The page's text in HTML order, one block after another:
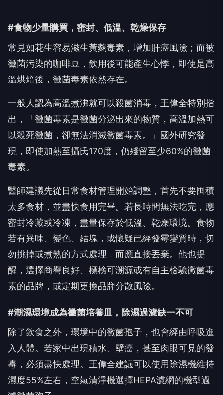
#食物少量購買，密封、低溫、乾燥保存
常見如花生容易滋生黃麴毒素，增加肝癌風險；而被
黴菌污染的咖啡豆，飲用後可能產生心悸，即使是高
溫烘焙後，黴菌毒素依然存在。
一般人認為高溫煮沸就可以殺菌消毒，王偉全特別指
出，「黴菌毒素是黴菌分泌出來的物質，高溫加熱可
以殺死黴菌，卻無法消滅黴菌毒素。」國外研究發
現，即使加熱至攝氏170度，仍殘留至少60%的黴菌
毒素。
醫師建議先從日常食材管理開始調整，首先不要囤積
太多食材，並盡快食用完畢。若長時間無法吃完，應
密封冷藏或冷凍，盡量保存於低溫、乾燥環境。食物
若有異味、變色、結塊，或懷疑已經發霉變質時，切
勿挑掉或煮熟的方式處理，而應直接丟棄。他也提
醒，選擇商譽良好、標榜可溯源或有自主檢驗黴菌毒
素的品牌，或定期更換品牌分散風險。
#潮濕環境成為黴菌培養皿，除濕過濾缺一不可
除了飲食之外，環境中的黴菌孢子，也會經由呼吸進
入人體。若家中出現積水、壁癌，甚至肉眼可見的發
霉，必須盡快處理。王偉全建議可以使用除濕機維持
濕度55%左右，空氣清淨機選擇HEPA濾網的機型過